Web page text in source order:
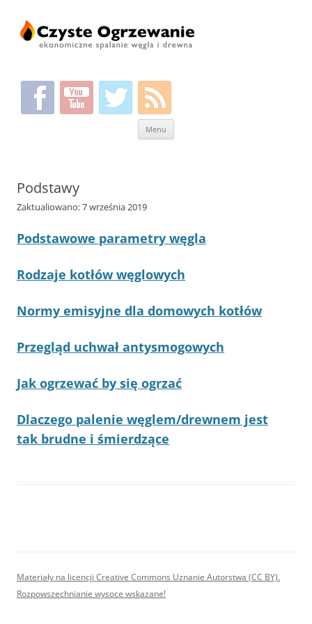
Menu
Podstawy
Zaktualiowano: 7 września 2019
Podstawowe parametry węgla
Rodzaje kotłów węglowych
Normy emisyjne dla domowych kotłów
Przegląd uchwał antysmogowych
Jak ogrzewać by się ogrzać
Dlaczego palenie węglem/drewnem jest
tak brudne i śmierdzące
Materiały na licencji Creative Commons Uznanie Autorstwa (CC BY).
Rozpowszechnianie wysoce wskazane!